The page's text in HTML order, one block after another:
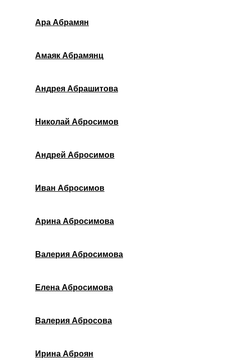
Ара Абрамян
Амаяк Абрамянц
Андрея Абрашитова
Николай Абросимов
Андрей Абросимов
Иван Абросимов
Арина Абросимова
Валерия Абросимова
Елена Абросимова
Валерия Абросова
Ирина Аброян